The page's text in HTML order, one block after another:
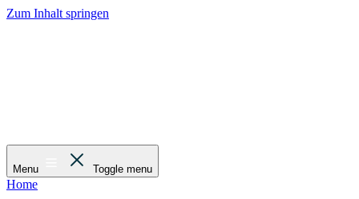
Zum Inhalt springen
Menu Toggle menu
Home